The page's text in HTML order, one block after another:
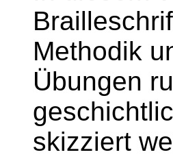
Methodik
Übungen
skizziert